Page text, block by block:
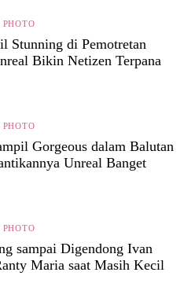
PHOTO
Stunning di Pemotretan
Bikin Netizen Terpana
PHOTO
Gorgeous dalam Balutan
Unreal Banget
PHOTO
sampai Digendong Ivan
Maria saat Masih Kecil